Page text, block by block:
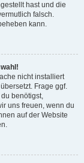
hast und die
falsch.
kann.
nicht installiert
Frage ggf.
benötigst,
uns freuen, wenn du
auf der Website